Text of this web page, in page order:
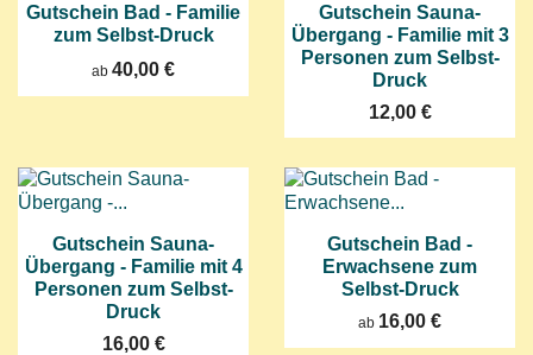
Gutschein Bad - Familie
zum Selbst-Druck
ab 40,00 €
Gutschein Sauna-
Übergang - Familie mit 3
Personen zum Selbst-
Druck
12,00 €
Gutschein Sauna-
Übergang - Familie mit 4
Personen zum Selbst-
Druck
16,00 €
Gutschein Bad -
Erwachsene zum
Selbst-Druck
ab 16,00 €